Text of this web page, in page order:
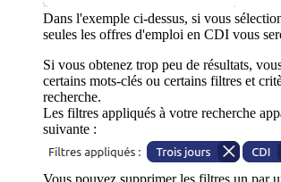
Dans l'exemple ci-dessus, si vous
seules les offres d'emploi en CDI vous
Si vous obtenez trop peu de résultats,
certains mots-clés ou certains filtres et
recherche.
Les filtres appliqués à votre recherche
suivante :